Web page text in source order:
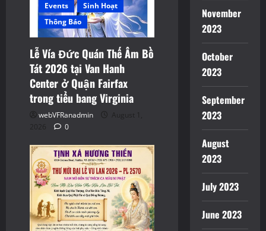
o
n
Events
Sinh Hoạt
Thông Báo
Lễ Vía Đức Quán Thế Âm Bồ
Tát 2026 tại Van Hanh
Center ở Quận Fairfax
trong tiểu bang Virginia
webVFRanadmin
August 1,
2026
0
November
2023
October
2023
September
2023
August
2023
July 2023
June 2023